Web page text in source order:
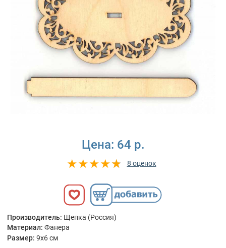
Цена: 64 р.
8 оценок
Производитель: Щепка (Россия)
Материал: Фанера
Размер: 9x6 см